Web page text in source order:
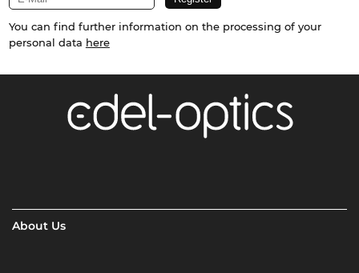
You can find further information on the processing of your
personal data here
About Us